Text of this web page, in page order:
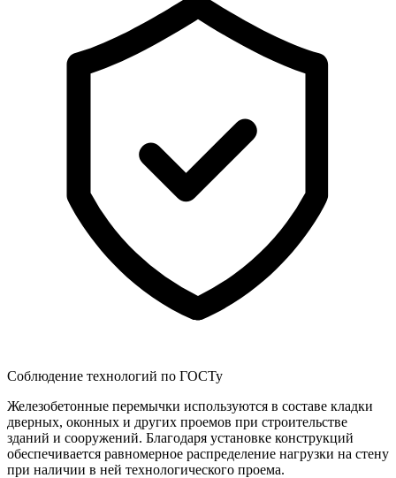
Соблюдение технологий по ГОСТу
Железобетонные перемычки используются в составе кладки
дверных, оконных и других проемов при строительстве
зданий и сооружений. Благодаря установке конструкций
обеспечивается равномерное распределение нагрузки на стену
при наличии в ней технологического проема.